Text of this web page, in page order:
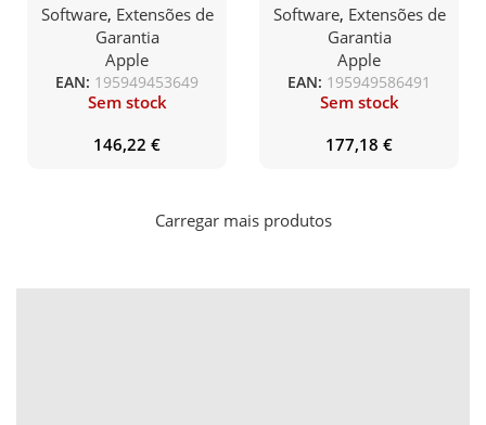
Software, Extensões de
Garantia
Apple
EAN: 195949453649
Sem stock
146,22 €
(M3)
Software, Extensões de
Garantia
Apple
EAN: 195949586491
Sem stock
177,18 €
Carregar mais produtos